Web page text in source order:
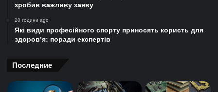
зробив важливу заяву
20 години ago
Які види професійного спорту приносять користь для
здоров’я: поради експертів
Последние